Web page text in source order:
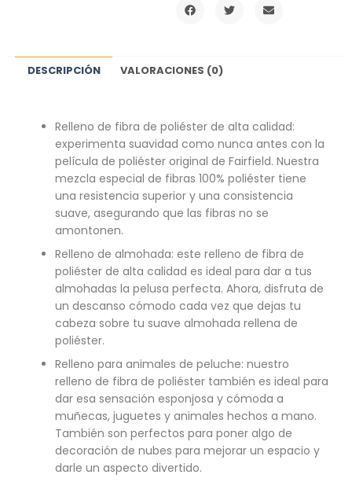
DESCRIPCIÓN VALORACIONES (0)
Relleno de fibra de poliéster de alta calidad:
experimenta suavidad como nunca antes con la
película de poliéster original de Fairfield. Nuestra
mezcla especial de fibras 100% poliéster tiene
una resistencia superior y una consistencia
suave, asegurando que las fibras no se
amontonen.
Relleno de almohada: este relleno de fibra de
poliéster de alta calidad es ideal para dar a tus
almohadas la pelusa perfecta. Ahora, disfruta de
un descanso cómodo cada vez que dejas tu
cabeza sobre tu suave almohada rellena de
poliéster.
Relleno para animales de peluche: nuestro
relleno de fibra de poliéster también es ideal para
dar esa sensación esponjosa y cómoda a
muñecas, juguetes y animales hechos a mano.
También son perfectos para poner algo de
decoración de nubes para mejorar un espacio y
darle un aspecto divertido.